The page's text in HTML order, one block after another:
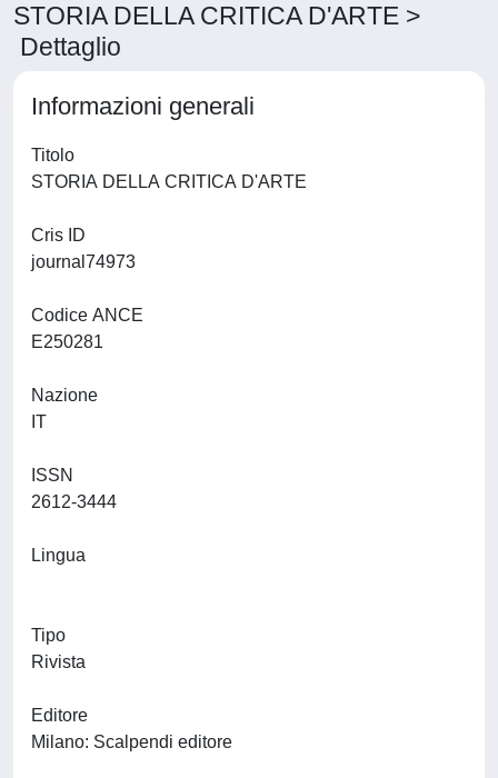
STORIA DELLA CRITICA D'ARTE >
Dettaglio
Informazioni generali
Titolo
Cris ID
Codice ANCE
Nazione
ISSN
Lingua
Tipo
Rivista
Editore
Milano: Scalpendi editore